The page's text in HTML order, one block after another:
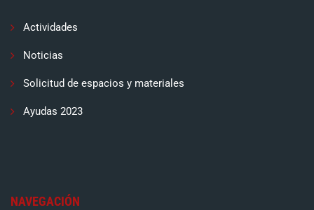
Actividades
Noticias
Solicitud de espacios y materiales
Ayudas 2023
NAVEGACIÓN